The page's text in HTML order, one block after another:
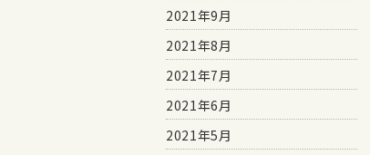
2021年9月
2021年8月
2021年7月
2021年6月
2021年5月